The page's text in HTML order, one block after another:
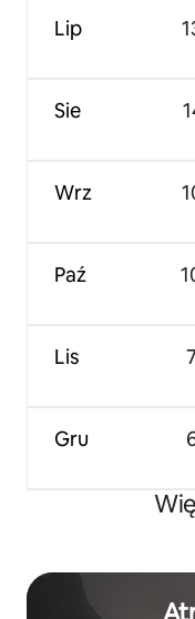
Lip
Sie
Wrz
Paź
Lis
Gru